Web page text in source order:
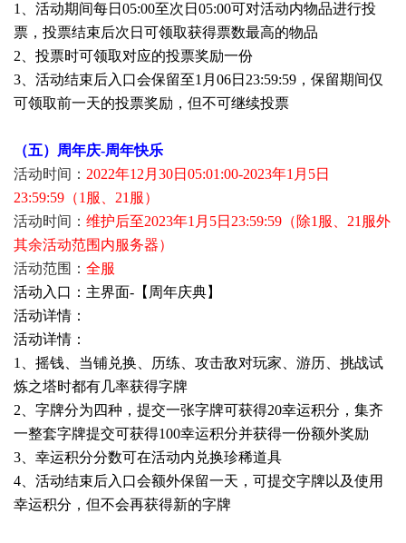
1、活动期间每日05:00至次日05:00可对活动内物品进行投
票，投票结束后次日可领取获得票数最高的物品
2、投票时可领取对应的投票奖励一份
3、活动结束后入口会保留至1月06日23:59:59，保留期间仅
可领取前一天的投票奖励，但不可继续投票
（五）周年庆-周年快乐
活动时间： 2022年12月30日05:01:00-2023年1月5日
23:59:59（1服、21服）
活动时间： 维护后至2023年1月5日23:59:59（除1服、21服外
其余活动范围内服务器）
活动范围： 全服
活动入口：主界面-【周年庆典】
活动详情：
活动详情：
1、摇钱、当铺兑换、历练、攻击敌对玩家、游历、挑战试
炼之塔时都有几率获得字牌
2、字牌分为四种，提交一张字牌可获得20幸运积分，集齐
一整套字牌提交可获得100幸运积分并获得一份额外奖励
3、幸运积分分数可在活动内兑换珍稀道具
4、活动结束后入口会额外保留一天，可提交字牌以及使用
幸运积分，但不会再获得新的字牌